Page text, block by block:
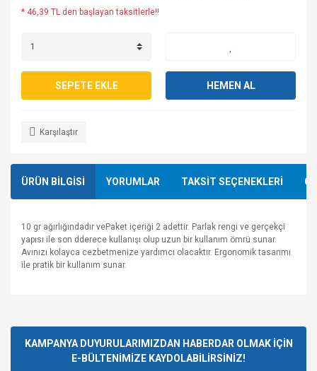
* 46,39 TL den başlayan taksitlerle!!
SEPETE EKLE HEMEN AL
Karşılaştır
ÜRÜN BİLGİSİ YORUMLAR TAKSİT SEÇENEKLERİ
10 gr ağırlığındadır vePaket içeriği 2 adettir. Parlak rengi ve gerçekçi
yapısı ile son dderece kullanışı olup uzun bir kullanım ömrü sunar.
Avınızı kolayca cezbetmenize yardımcı olacaktır. Ergonomik tasarımı
ile pratik bir kullanım sunar.
Yorum Yaz
kullanarak tarafımıza iletebilirsiniz.
Görüş ve önerileriniz için teşekkür ederiz.
KAMPANYA DUYURULARIMIZDAN HABERDAR OLMAK İÇİN
E-BÜLTENİMİZE KAYDOLABİLİRSİNİZ!